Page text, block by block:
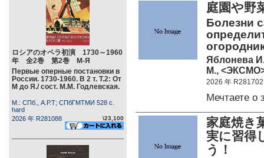
ロシアのオペラ初演 1730～1960
年 全2巻 第2巻 М-Я
Первые оперные постановки в
России. 1730-1960. В 2 т. Т.2: От
М до Я./ сост. М.М. Годлевская.
М.: СПб., А.Р.Т; СПбГМТМИ 528 c.
hard
2026 年 R281088
\23,100
庭園や野
Болезни
Яблонева
М.,
2026 年 R281702
Мечтаете о
家庭焼き
実に習得
う！